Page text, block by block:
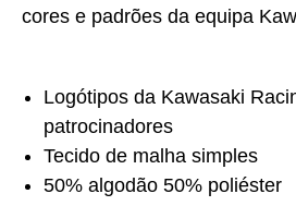
cores e padrões da equipa
Logótipos da Kawasaki
patrocinadores
Tecido de malha simples
50% algodão 50% poliéster